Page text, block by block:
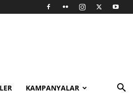
KAMPANYALAR